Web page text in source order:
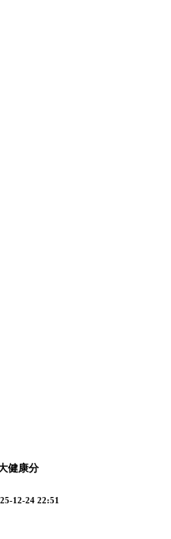
健康分
12-24 22:51